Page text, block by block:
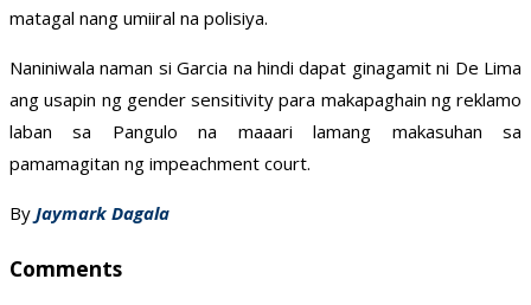
matagal nang umiiral na polisiya.
Naniniwala naman si Garcia na hindi dapat ginagamit ni De Lima
ang usapin ng gender sensitivity para makapaghain ng reklamo
laban sa Pangulo na maaari lamang makasuhan sa
pamamagitan ng impeachment court.
By Jaymark Dagala
Comments